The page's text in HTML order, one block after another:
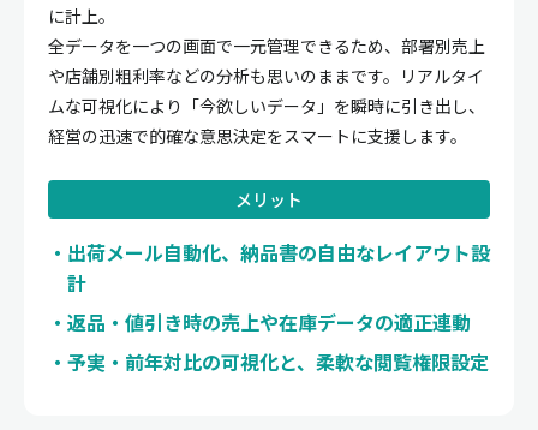
に計上。
全データを一つの画面で一元管理できるため、部署別売上
や店舗別粗利率などの分析も思いのままです。リアルタイ
ムな可視化により「今欲しいデータ」を瞬時に引き出し、
経営の迅速で的確な意思決定をスマートに支援します。
メリット
出荷メール自動化、納品書の自由なレイアウト設
計
返品・値引き時の売上や在庫データの適正連動
予実・前年対比の可視化と、柔軟な閲覧権限設定